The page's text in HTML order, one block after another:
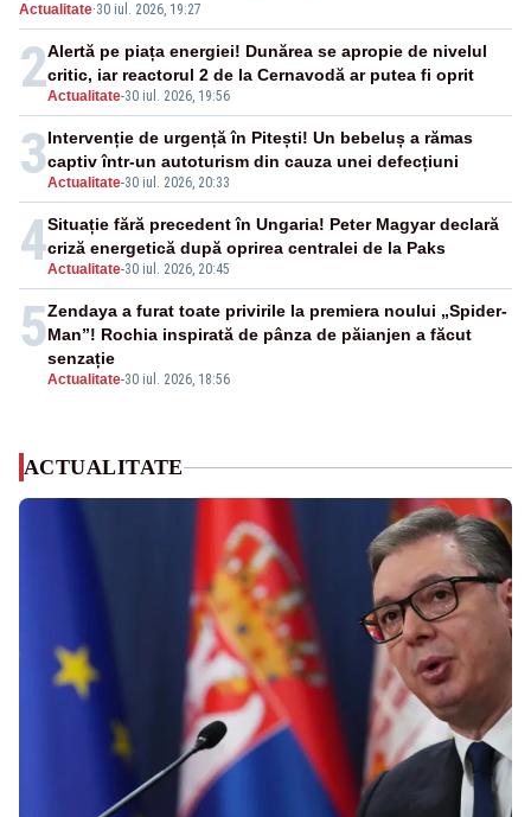
Actualitate·30 iul. 2026, 19:27
2Actualitate-30 iul. 2026, 19:56
Alertă pe piața energiei! Dunărea se apropie de nivelul
critic, iar reactorul 2 de la Cernavodă ar putea fi oprit
3Actualitate-30 iul. 2026, 20:33
Intervenție de urgență în Pitești! Un bebeluș a rămas
captiv într-un autoturism din cauza unei defecțiuni
4Actualitate-30 iul. 2026, 20:45
Situație fără precedent în Ungaria! Peter Magyar declară
criză energetică după oprirea centralei de la Paks
5
Actualitate-30 iul. 2026, 18:56
Zendaya a furat toate privirile la premiera noului „Spider-
Man”! Rochia inspirată de pânza de păianjen a făcut
senzație
ACTUALITATE